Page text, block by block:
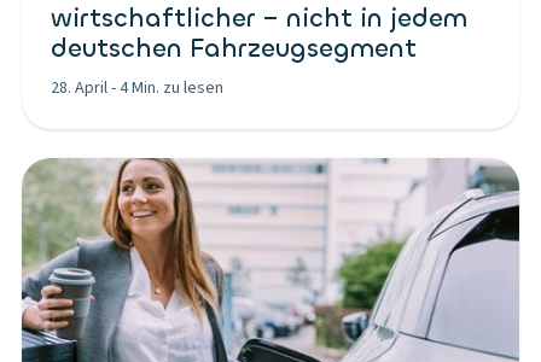
wirtschaftlicher – nicht in jedem
deutschen Fahrzeugsegment
28. April-4 Min. zu lesen